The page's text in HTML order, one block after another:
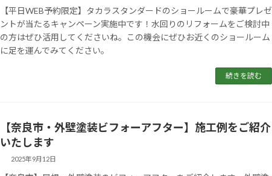
【平日WEB予約限定】タカラスタンダードのショールームで豪華プレゼ
ントが当たるキャンペーン実施中です！水回りのリフォームをご検討中
の方はぜひ活用してくださいね。この機会にぜひお近くのショールーム
に足を運んでみてください。
続きを読む
【奈良市・外壁塗装ビフォーアフター】施工例をご紹介
いたします
2025年9月12日